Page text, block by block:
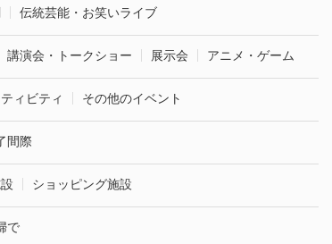
伝統芸能・お笑いライブ
講演会・トークショー 展示会 アニメ・ゲーム
ィビティ その他のイベント
間際
ショッピング施設
で